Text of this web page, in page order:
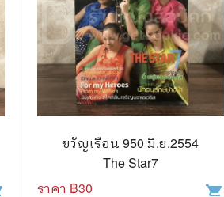
ขวัญเรือน 950 มิ.ย.2554
The Star7
ราคา ฿30 shopping_cart
🍸 Food and Drink
💃 Hobbies and Collectibles
🖋️ Literature and Fiction
🧳 Travel Literature
⚽ Sports